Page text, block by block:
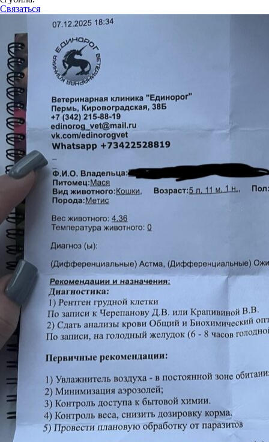
Связаться